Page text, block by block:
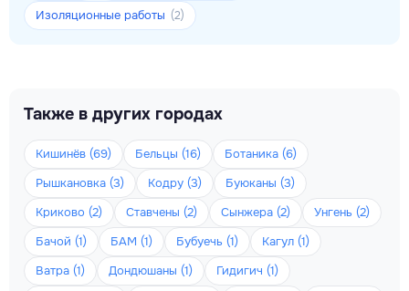
Изоляционные работы (2)
Также в других городах
Кишинёв (69) Бельцы (16)
Ботаника (6)
Рышкановка (3)
Кодру (3)
Буюканы (3)
Криково (2)
Ставчены (2) Сынжера (2)
Унгень (2)
Бачой (1)
БАМ (1) Бубуечь (1)
Кагул (1)
Ватра (1)
Дондюшаны (1)
Гидигич (1)